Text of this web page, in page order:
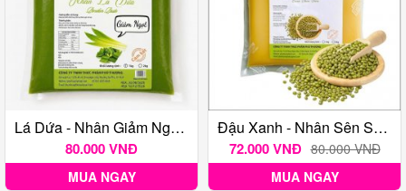
Lá Dứa - Nhân Giảm Ngọt Phú Thương 1Kg
80.000 VNĐ
MUA NGAY
Đậu Xanh - Nhân Sên Sẵn Bánh Trung Thu Phú Thương 1KG
72.000 VNĐ 80.000 VNĐ
MUA NGAY